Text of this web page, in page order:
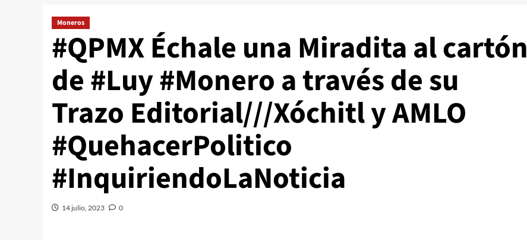
Moneros
#QPMX Échale una Miradita al cartón
de #Luy #Monero a través de su
Trazo Editorial///Xóchitl y AMLO
#QuehacerPolitico
#InquiriendoLaNoticia
14 julio, 2023 0